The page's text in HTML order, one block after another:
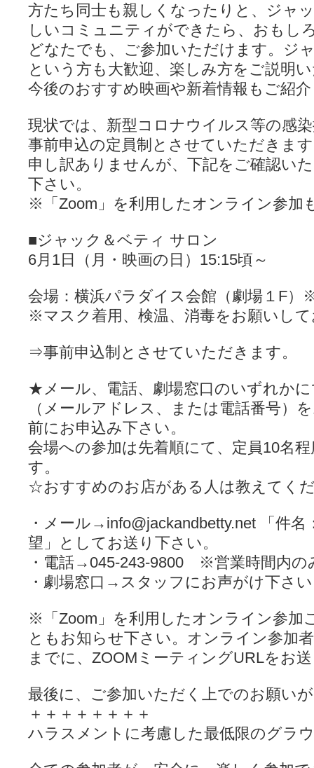
方たち同士も親しくなったりと、ジャ
しいコミュニティができたら、おもし
どなたでも、ご参加いただけます。ジ
という方も大歓迎、楽しみ方をご説明
今後のおすすめ映画や新着情報もご紹
現状では、新型コロナウイルス等の感
事前申込の定員制とさせていただきま
申し訳ありませんが、下記をご確認い
下さい。
※「Zoom」を利用したオンライン参加
■ジャック＆ベティ サロン
6月1日（月・映画の日）15:15頃～
会場：横浜パラダイス会館（劇場１F
※マスク着用、検温、消毒をお願いし
⇒事前申込制とさせていただきます。
★メール、電話、劇場窓口のいずれか
（メールアドレス、または電話番号）
前にお申込み下さい。
会場への参加は先着順にて、定員10名
す。
☆おすすめのお店がある人は教えてく
・メール→info@jackandbetty.net 「件
望」としてお送り下さい。
・電話→045-243-9800 ※営業時間内の
・劇場窓口→スタッフにお声がけ下さ
※「Zoom」を利用したオンライン参加
ともお知らせ下さい。オンライン参加
までに、ZOOMミーティングURLをお
最後に、ご参加いただく上でのお願い
＋＋＋＋＋＋＋＋
ハラスメントに考慮した最低限のグラ